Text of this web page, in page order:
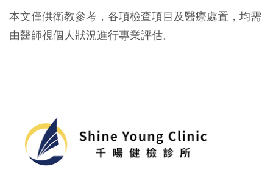
本文僅供衛教參考，各項檢查項目及醫療處置，均需
由醫師視個人狀況進行專業評估。